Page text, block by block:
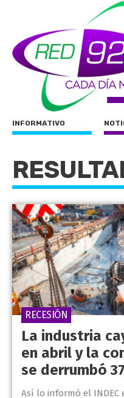
INFORMATIVO
La industria
en abril y la
se derrumbó
Así lo informó el INDEC
RECESIÓN